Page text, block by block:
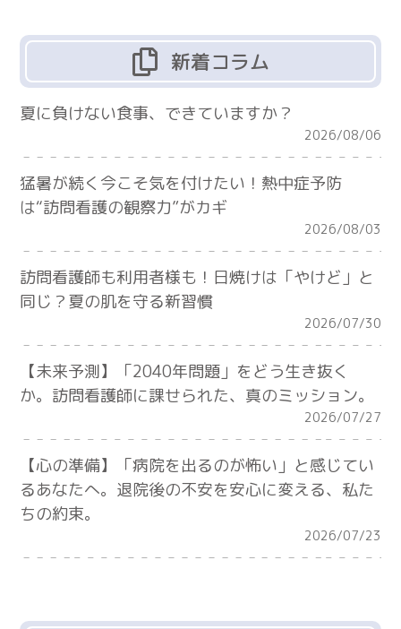
新着コラム
夏に負けない食事、できていますか？
2026/08/06
猛暑が続く今こそ気を付けたい！熱中症予防
は“訪問看護の観察力”がカギ
2026/08/03
訪問看護師も利用者様も！日焼けは「やけど」と
同じ？夏の肌を守る新習慣
2026/07/30
【未来予測】「2040年問題」をどう生き抜く
か。訪問看護師に課せられた、真のミッション。
2026/07/27
【心の準備】「病院を出るのが怖い」と感じてい
るあなたへ。退院後の不安を安心に変える、私た
ちの約束。
2026/07/23